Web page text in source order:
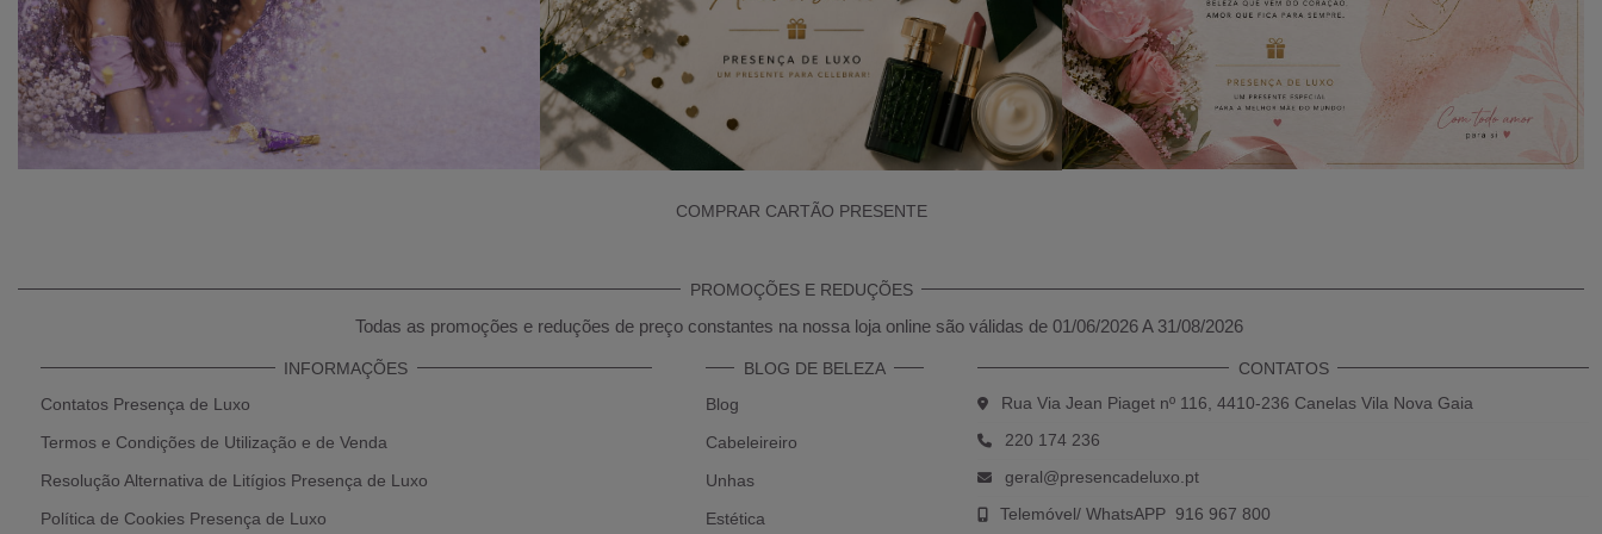
COMPRAR CARTÃO PRESENTE
PROMOÇÕES E REDUÇÕES
Todas as promoções e reduções de preço constantes na nossa loja online são válidas de 01/06/2026 A 31/08/2026
INFORMAÇÕES
Contatos Presença de Luxo
Termos e Condições de Utilização e de Venda
Resolução Alternativa de Litígios Presença de Luxo
Política de Cookies Presença de Luxo
BLOG DE BELEZA
Blog
Cabeleireiro
Unhas
Estética
CONTATOS
Rua Via Jean Piaget nº 116, 4410-236 Canelas Vila Nova Gaia
220 174 236
geral@presencadeluxo.pt
Telemóvel/ WhatsAPP 916 967 800